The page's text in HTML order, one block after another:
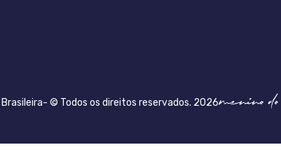
© Todos os direitos reservados. 2026